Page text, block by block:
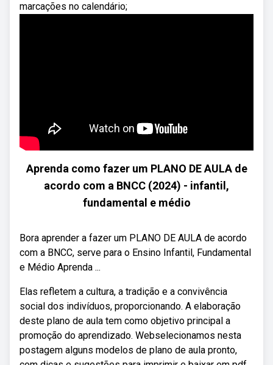
marcações no calendário;
Aprenda como fazer um PLANO DE AULA de
acordo com a BNCC (2024) - infantil,
fundamental e médio
Bora aprender a fazer um PLANO DE AULA de acordo
com a BNCC, serve para o Ensino Infantil, Fundamental
e Médio Aprenda ...
Elas refletem a cultura, a tradição e a convivência
social dos indivíduos, proporcionando. A elaboração
deste plano de aula tem como objetivo principal a
promoção do aprendizado. Webselecionamos nesta
postagem alguns modelos de plano de aula pronto,